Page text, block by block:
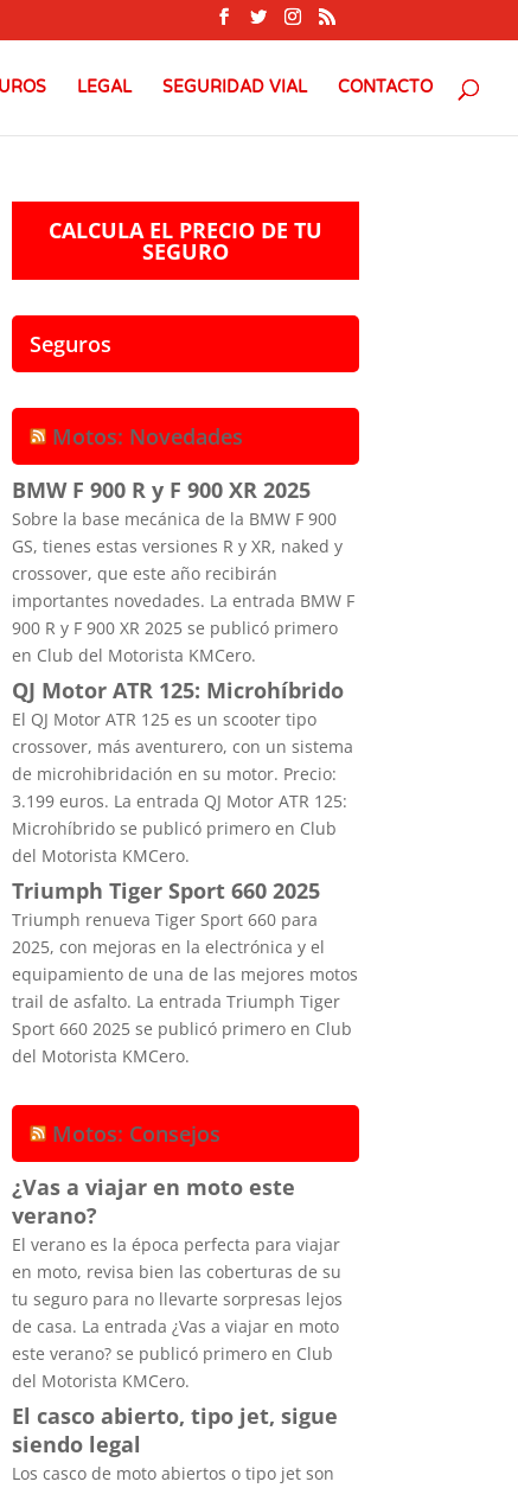
LEGAL SEGURIDAD VIAL CONTACTO
CALCULA EL PRECIO DE TU
SEGURO
Seguros
Motos: Novedades
BMW F 900 R y F 900 XR 2025
Sobre la base mecánica de la BMW F 900
GS, tienes estas versiones R y XR, naked y
crossover, que este año recibirán
importantes novedades. La entrada BMW F
900 R y F 900 XR 2025 se publicó primero
en Club del Motorista KMCero.
QJ Motor ATR 125: Microhíbrido
El QJ Motor ATR 125 es un scooter tipo
crossover, más aventurero, con un sistema
de microhibridación en su motor. Precio:
3.199 euros. La entrada QJ Motor ATR 125:
Microhíbrido se publicó primero en Club
del Motorista KMCero.
Triumph Tiger Sport 660 2025
Triumph renueva Tiger Sport 660 para
2025, con mejoras en la electrónica y el
equipamiento de una de las mejores motos
trail de asfalto. La entrada Triumph Tiger
Sport 660 2025 se publicó primero en Club
del Motorista KMCero.
Motos: Consejos
¿Vas a viajar en moto este
verano?
El verano es la época perfecta para viajar
en moto, revisa bien las coberturas de su
tu seguro para no llevarte sorpresas lejos
de casa. La entrada ¿Vas a viajar en moto
este verano? se publicó primero en Club
del Motorista KMCero.
El casco abierto, tipo jet, sigue
siendo legal
Los casco de moto abiertos o tipo jet son